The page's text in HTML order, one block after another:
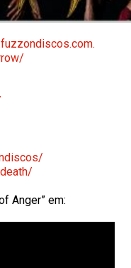
Anger” em: